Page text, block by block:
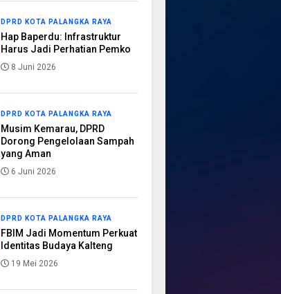
DPRD KOTA PALANGKA RAYA
Hap Baperdu: Infrastruktur
Harus Jadi Perhatian Pemko
8 Juni 2026
DPRD KOTA PALANGKA RAYA
Musim Kemarau, DPRD
Dorong Pengelolaan Sampah
yang Aman
6 Juni 2026
DPRD KOTA PALANGKA RAYA
FBIM Jadi Momentum Perkuat
Identitas Budaya Kalteng
19 Mei 2026